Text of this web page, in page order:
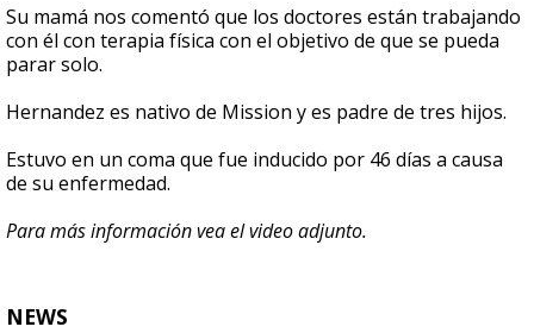
Su mamá nos comentó que los doctores están trabajando
con él con terapia física con el objetivo de que se pueda
parar solo.
Hernandez es nativo de Mission y es padre de tres hijos.
Estuvo en un coma que fue inducido por 46 días a causa
de su enfermedad.
Para más información vea el video adjunto.
NEWS